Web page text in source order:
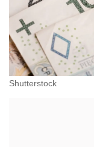
Shutterstock